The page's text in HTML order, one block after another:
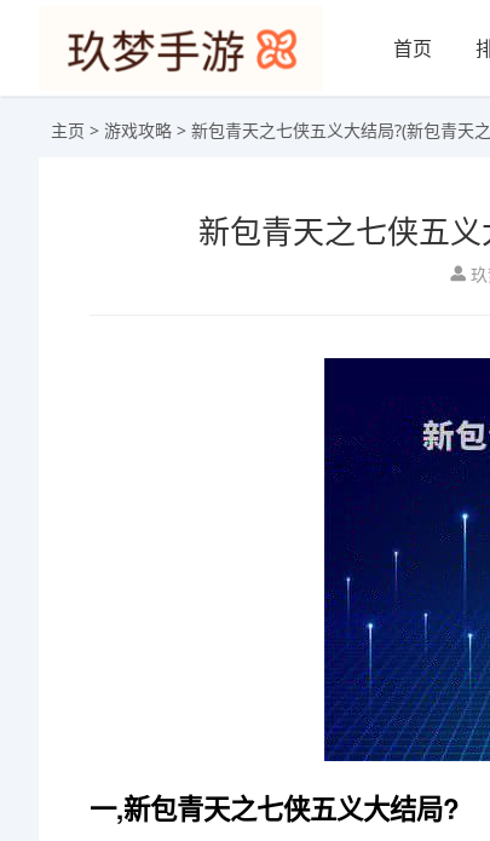
首页
主页 > 游戏攻略 > 新包青天之七侠五义大结局?(新包青天
新包青天之七侠五
一,新包青天之七侠五义大结局?